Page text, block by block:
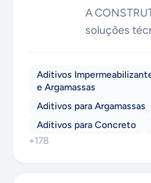
A
soluções
complexas.
atuante do
constante
Aditivos
e Argamassas
Aditivos para Argamassas
Aditivos para Concreto
+178